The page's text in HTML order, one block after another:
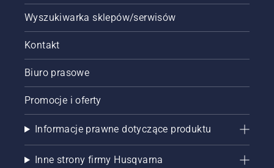
Wyszukiwarka sklepów/serwisów
Kontakt
Biuro prasowe
Promocje i oferty
Informacje prawne dotyczące produktu
Inne strony firmy Husqvarna